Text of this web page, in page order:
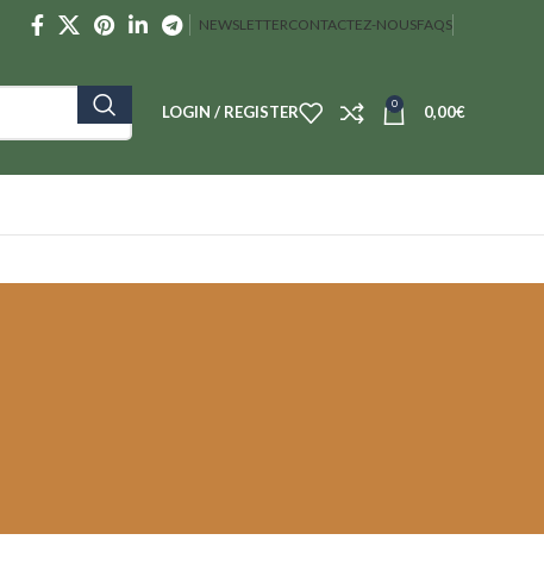
NEWSLETTERCONTACTEZ-NOUSFAQS
LOGIN / REGISTER 0 0,00€